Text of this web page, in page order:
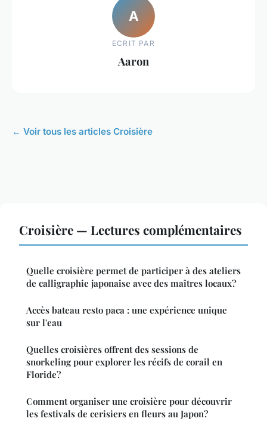
A
ECRIT PAR
Aaron
← Voir tous les articles Croisière
Croisière — Lectures complémentaires
Quelle croisière permet de participer à des ateliers
de calligraphie japonaise avec des maîtres locaux?
Accès bateau resto paca : une expérience unique
sur l'eau
Quelles croisières offrent des sessions de
snorkeling pour explorer les récifs de corail en
Floride?
Comment organiser une croisière pour découvrir
les festivals de cerisiers en fleurs au Japon?